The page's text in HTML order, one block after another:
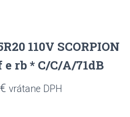
110V SCORPION
rb * C/C/A/71dB
€Aktuálna
vrátane DPH